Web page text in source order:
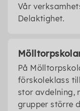
Vår
Delaktighet.
På
förskoleklass
stor avdelning,
grupper större